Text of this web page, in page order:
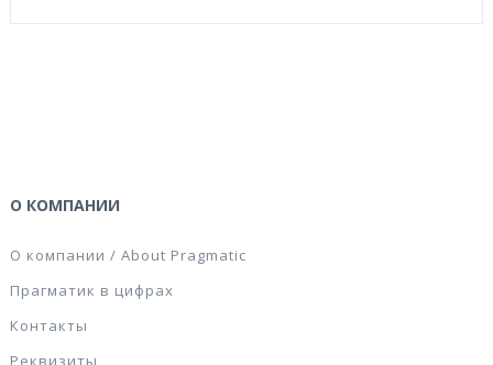
О КОМПАНИИ
О компании / About Pragmatic
Прагматик в цифрах
Контакты
Реквизиты